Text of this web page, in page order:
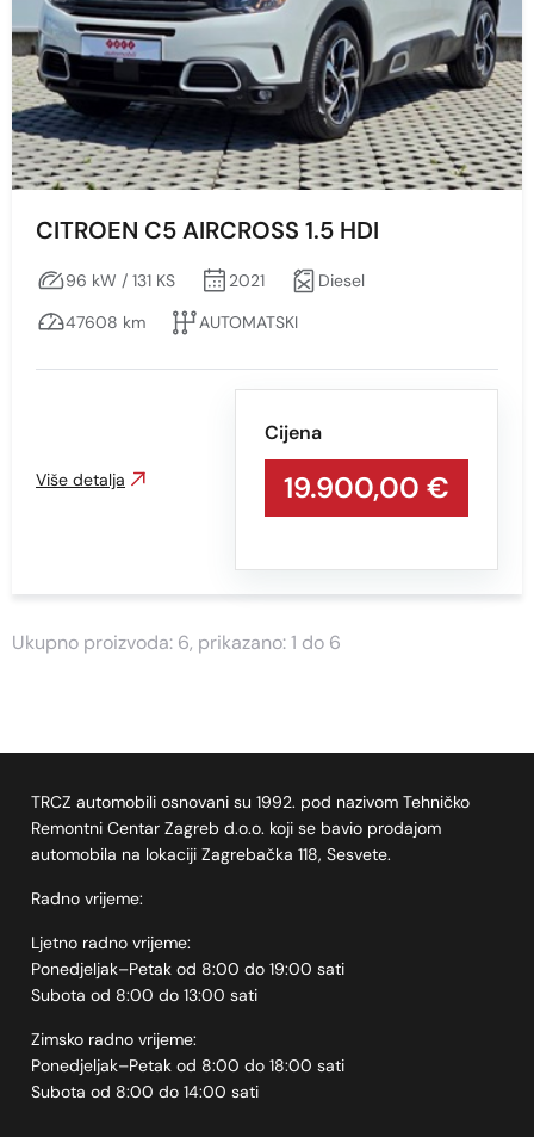
CITROEN C5 AIRCROSS 1.5 HDI
96 kW / 131 KS 2021
Diesel
47608 km
AUTOMATSKI
Cijena
19.900,00 €
Više detalja
Ukupno proizvoda: 6, prikazano: 1 do 6
TRCZ automobili osnovani su 1992. pod nazivom Tehničko
Remontni Centar Zagreb d.o.o. koji se bavio prodajom
automobila na lokaciji Zagrebačka 118, Sesvete.
Radno vrijeme:
Ljetno radno vrijeme:
Ponedjeljak–Petak od 8:00 do 19:00 sati
Subota od 8:00 do 13:00 sati
Zimsko radno vrijeme:
Ponedjeljak–Petak od 8:00 do 18:00 sati
Subota od 8:00 do 14:00 sati